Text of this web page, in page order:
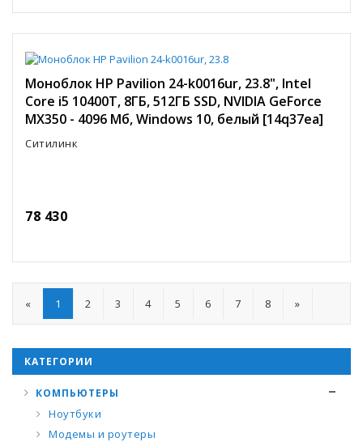
Моноблок HP Pavilion 24-k0016ur, 23.8", Intel
Core i5 10400T, 8ГБ, 512ГБ SSD, NVIDIA GeForce
MX350 - 4096 Мб, Windows 10, белый [14q37ea]
Ситилинк
78 430
« 1 2 3 4 5 6 7 8 »
КАТЕГОРИИ
КОМПЬЮТЕРЫ
Ноутбуки
Модемы и роутеры